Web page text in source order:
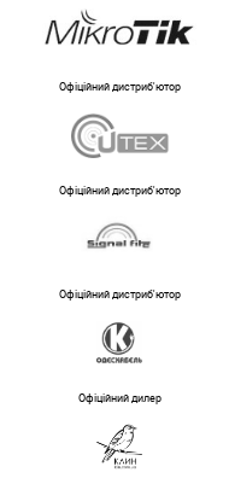
Офіційний дистриб'ютор
Офіційний дистриб'ютор
Офіційний дистриб'ютор
Офіційний дилер